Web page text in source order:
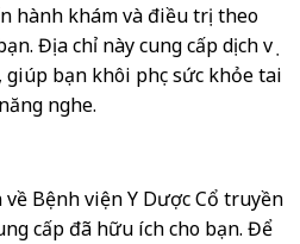
hành khám và điều trị theo
Địa chỉ này cung cấp dịch vụ
bạn khôi phục sức khỏe tai
nghe.
Bệnh viện Y Dược Cổ truyền
cấp đã hữu ích cho bạn. Để